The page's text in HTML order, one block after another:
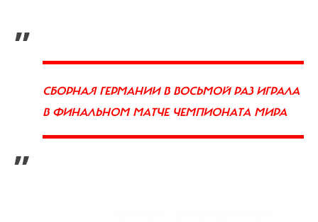
„
СБОРНАЯ ГЕРМАНИИ В ВОСЬМОЙ РАЗ ИГРАЛА
В ФИНАЛЬНОМ МАТЧЕ ЧЕМПИОНАТА МИРА
”